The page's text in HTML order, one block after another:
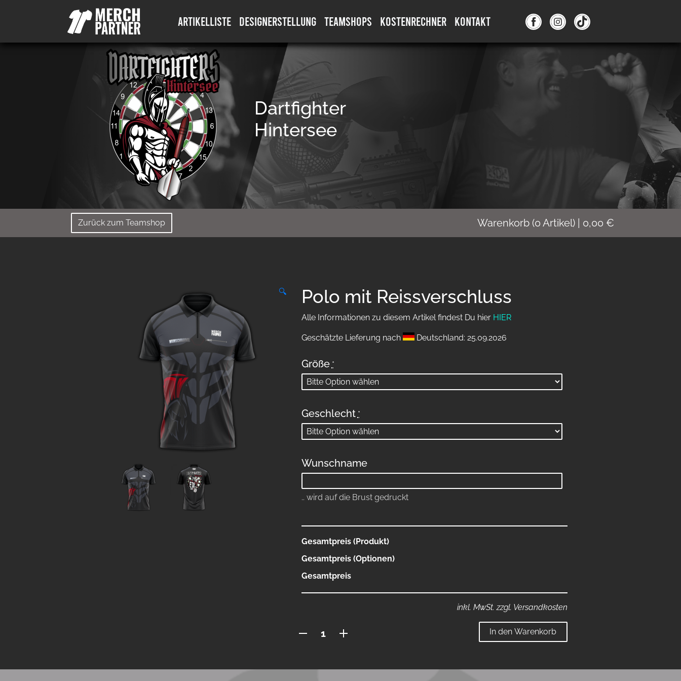
ARTIKELLISTE DESIGNERSTELLUNG TEAMSHOPS KOSTENRECHNER KONTAKT
Dartfighter
Hintersee
Zurück zum Teamshop Warenkorb (0 Artikel) 0,00 €
🔍 Polo mit Reissverschluss
Alle Informationen zu diesem Artikel findest Du hier HIER
Geschätzte Lieferung nach Deutschland: 25.09.2026
Größe *
Geschlecht *
Wunschname
.. wird auf die Brust gedruckt
Gesamtpreis (Produkt)
Gesamtpreis (Optionen)
Gesamtpreis
inkl. MwSt. zzgl. Versandkosten
In den Warenkorb